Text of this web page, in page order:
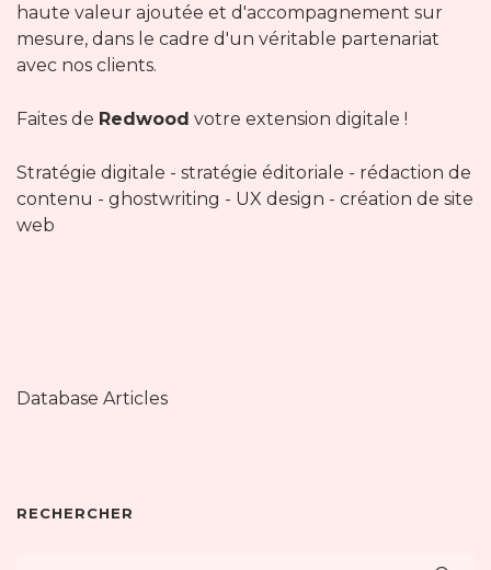
haute valeur ajoutée et d'accompagnement sur
mesure, dans le cadre d'un véritable partenariat
avec nos clients.
Faites de Redwood votre extension digitale !
Stratégie digitale - stratégie éditoriale - rédaction de
contenu - ghostwriting - UX design - création de site
web
Database Articles
RECHERCHER